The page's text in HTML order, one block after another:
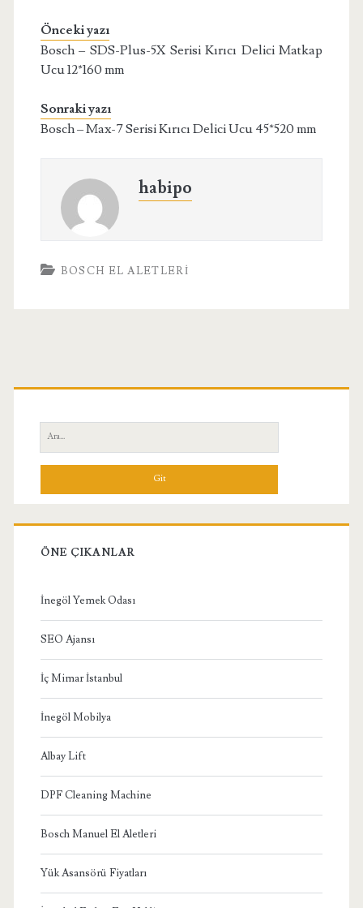
Önceki yazı
Bosch – SDS-Plus-5X Serisi Kırıcı Delici Matkap
Ucu 12*160 mm
Sonraki yazı
Bosch – Max-7 Serisi Kırıcı Delici Ucu 45*520 mm
habipo
BOSCH EL ALETLERI
Birincil
Yan
Menü
Ara:
ÖNE ÇIKANLAR
İnegöl Yemek Odası
SEO Ajansı
İç Mimar İstanbul
İnegöl Mobilya
Albay Lift
DPF Cleaning Machine
Bosch Manuel El Aletleri
Yük Asansörü Fiyatları